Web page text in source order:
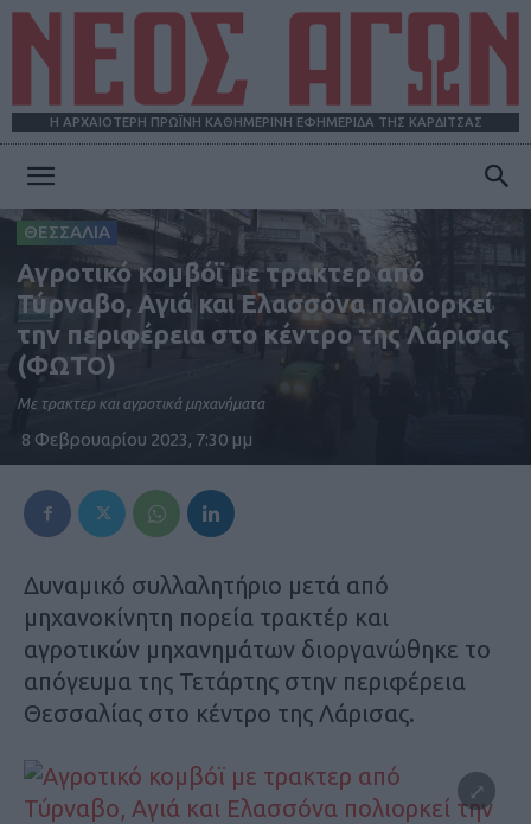
Η ΑΡΧΑΙΟΤΕΡΗ ΠΡΩΪΝΗ ΚΑΘΗΜΕΡΙΝΗ ΕΦΗΜΕΡΙΔΑ ΤΗΣ ΚΑΡΔΙΤΣΑΣ
ΑΓΩΝ
ΘΕΣΣΑΛΙΑ
Αγροτικό κομβόϊ με τρακτερ από
Τύρναβο, Αγιά και Ελασσόνα πολιορκεί
την περιφέρεια στο κέντρο της Λάρισας
(ΦΩΤΟ)
Με τρακτερ και αγροτικά μηχανήματα
8 Φεβρουαρίου 2023, 7:30 μμ
Δυναμικό συλλαλητήριο μετά από
μηχανοκίνητη πορεία τρακτέρ και
αγροτικών μηχανημάτων διοργανώθηκε το
απόγευμα της Τετάρτης στην περιφέρεια
Θεσσαλίας στο κέντρο της Λάρισας.